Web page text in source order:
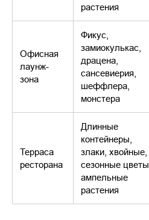
растения
Офисная
лаунж-
зона
Фикус,
замиокулькас,
драцена,
сансевиерия,
шеффлера,
монстера
Терраса
ресторана
Длинные
контейнеры,
злаки, хвойные,
сезонные цветы,
ампельные
растения